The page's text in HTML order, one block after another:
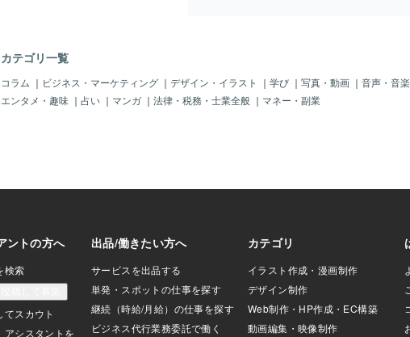
うな気持ちにもなります。でも、それが
クしたり、自分をよく見せるためにオシ
ャレな場所に行って、ネタを集めて演出
有名な人がリアクションすると、ものす
が、突然話題になることもあります。
「いいね」を押す時に、すでにいくつ
「いいね」がついているか確認しちゃう
ことってありませんか？日本人的な考え
カテゴリ一覧
コラム ｜ ビジネス・マーケティング ｜ デザイン・イラスト ｜ 学び ｜ 写真・動画 ｜ 音声・音楽
エンタメ・趣味 ｜ 占い ｜ マンガ ｜ 法律・税務・士業全般 ｜ マネー・副業